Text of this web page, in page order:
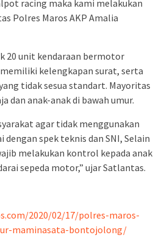
racing maka kami melakukan
Polres Maros AKP Amalia
20 unit kendaraan bermotor
kelengkapan surat, serta
tidak sesua standart. Mayoritas
dan anak-anak di bawah umur.
agar tidak menggunakan
spek teknis dan SNI, Selain
melakukan kontrol kepada anak
sepeda motor,” ujar Satlantas.
2020/02/17/polres-maros-
maminasata-bontojolong/